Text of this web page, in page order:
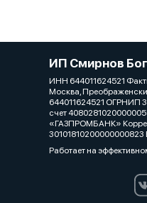
ИП Смирнов
ИНН 644011624521
Москва,
644011624521 ОГРНИП
счет
«ГАЗПРОМБАНК»
Работает на